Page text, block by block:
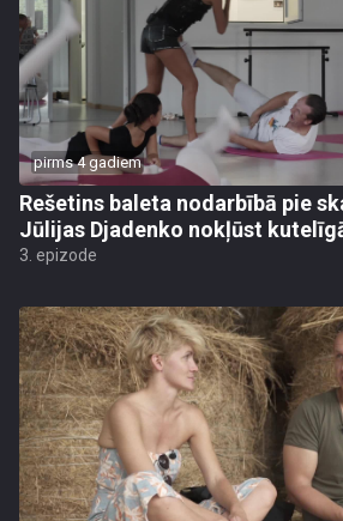
pirms 4 gadiem
Rešetins baleta nodarbībā pie
Jūlijas Djadenko nokļūst
3. epizode